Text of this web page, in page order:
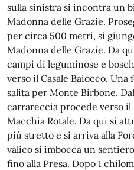
sulla sinistra si incontra un
Madonna delle Grazie.
per circa 500 metri, si
Madonna delle Grazie. Da
campi di leguminose e
verso il Casale Baiocco.
salita per Monte Birbone.
carrareccia procede verso
Macchia Rotale. Da qui si
più stretto e si arriva alla
valico si imbocca un
fino alla Presa. Dopo 1